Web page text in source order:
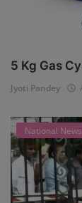
5 Kg Gas
Jyoti Pandey
National News